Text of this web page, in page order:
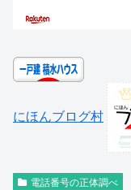
にほんブログ村
電話番号の正体調べ